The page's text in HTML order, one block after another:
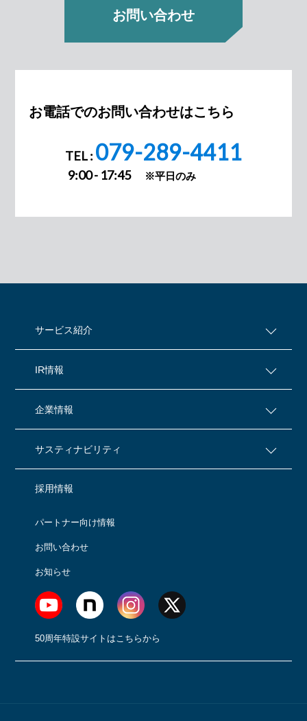
お問い合わせ
お電話でのお問い合わせはこちら
TEL : 079-289-4411
9:00 - 17:45 ※平日のみ
サービス紹介
IR情報
企業情報
サスティナビリティ
採用情報
パートナー向け情報
お問い合わせ
お知らせ
50周年特設サイトはこちらから